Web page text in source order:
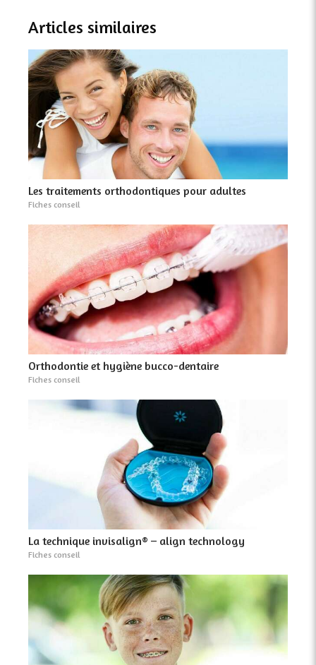
Articles similaires
Les traitements orthodontiques pour adultes
Fiches conseil
Orthodontie et hygiène bucco-dentaire
Fiches conseil
La technique invisalign® – align technology
Fiches conseil